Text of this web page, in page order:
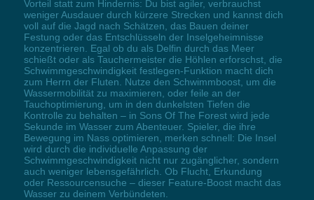
Vorteil statt zum Hindernis: Du bist agiler, verbrauchst
weniger Ausdauer durch kürzere Strecken und kannst dich
voll auf die Jagd nach Schätzen, das Bauen deiner
Festung oder das Entschlüsseln der Inselgeheimnisse
konzentrieren. Egal ob du als Delfin durch das Meer
schießt oder als Tauchermeister die Höhlen erforschst, die
Schwimmgeschwindigkeit festlegen-Funktion macht dich
zum Herrn der Fluten. Nutze den Schwimmboost, um die
Wassermobilität zu maximieren, oder feile an der
Tauchoptimierung, um in den dunkelsten Tiefen die
Kontrolle zu behalten – in Sons Of The Forest wird jede
Sekunde im Wasser zum Abenteuer. Spieler, die ihre
Bewegung im Nass optimieren, merken schnell: Die Insel
wird durch die individuelle Anpassung der
Schwimmgeschwindigkeit nicht nur zugänglicher, sondern
auch weniger lebensgefährlich. Ob Flucht, Erkundung
oder Ressourcensuche – dieser Feature-Boost macht das
Wasser zu deinem Verbündeten.